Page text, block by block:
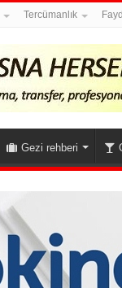
Tercümanlık
Gezi rehberi